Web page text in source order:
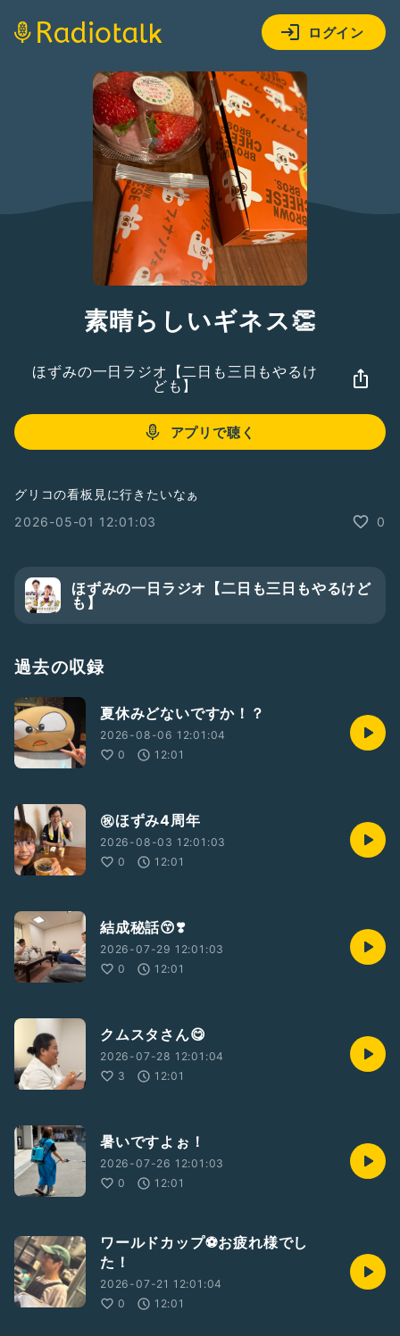
ログイン
素晴らしいギネス👏
ほずみの一日ラジオ【二日も三日もやるけ
ども】
アプリで聴く
グリコの看板見に行きたいなぁ
2026-05-01 12:01:03
0
ほずみの一日ラジオ【二日も三日もやるけど
も】
過去の収録
夏休みどないですか！？
2026-08-06 12:01:04
0
12:01
㊗️ほずみ4周年
2026-08-03 12:01:03
0
12:01
結成秘話😙❣️
2026-07-29 12:01:03
0
12:01
クムスタさん😋
2026-07-28 12:01:04
3
12:01
暑いですよぉ！
2026-07-26 12:01:03
0
12:01
ワールドカップ⚽️お疲れ様でし
た！
2026-07-21 12:01:04
0
12:01